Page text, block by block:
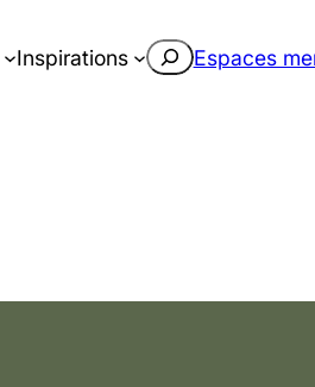
Inspirations Rechercher
Espaces